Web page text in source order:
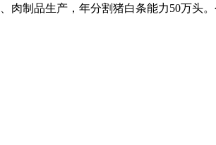
肉制品生产，年分割猪白条能力50万头